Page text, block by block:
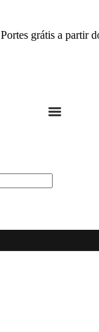
Portes grátis a partir